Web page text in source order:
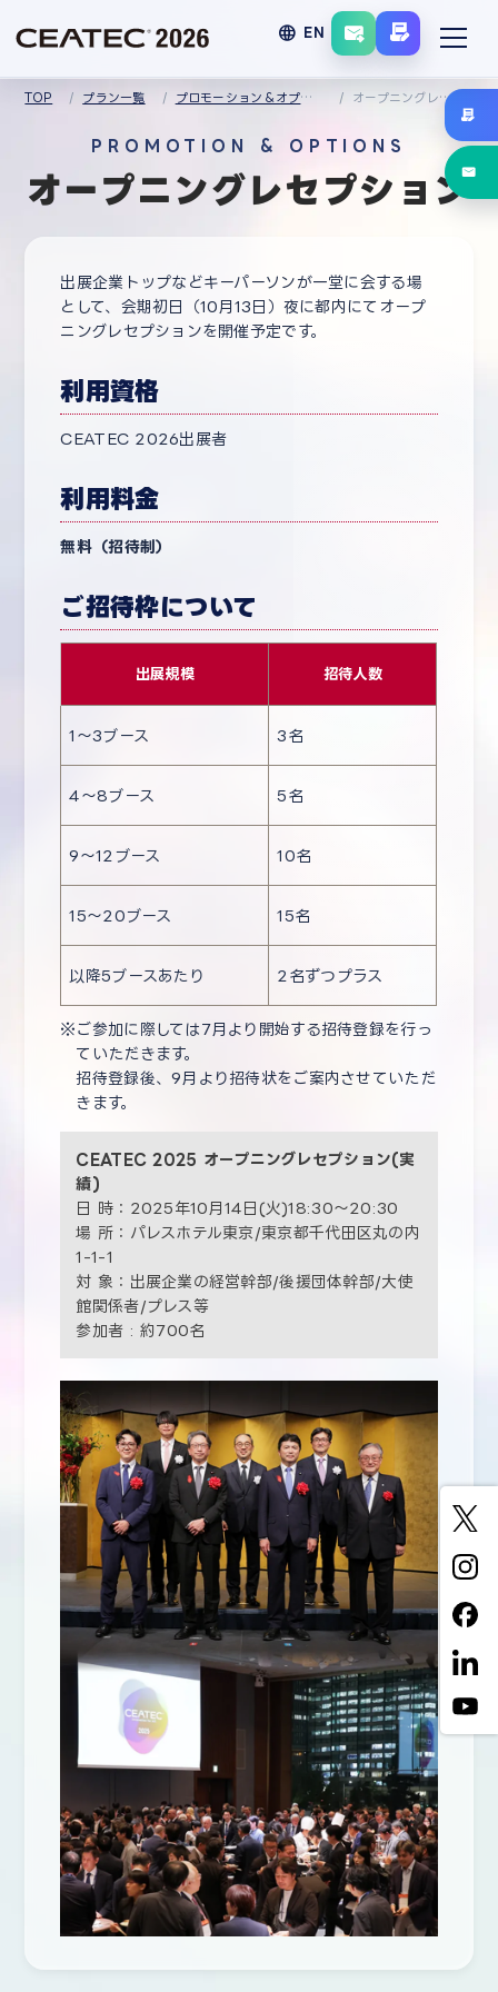
language EN
TOP プラン一覧 プロモーション＆オプションメニュー オープニングレセプション
PROMOTION & OPTIONS
オープニングレセプション
出展企業トップなどキーパーソンが一堂に会する場
として、会期初日（10月13日）夜に都内にてオープ
ニングレセプションを開催予定です。
利用資格
CEATEC 2026出展者
利用料金
無料（招待制）
ご招待枠について
出展規模 招待人数
1〜3ブース 3名
4〜8ブース 5名
9〜12ブース 10名
15〜20ブース 15名
以降5ブースあたり 2名ずつプラス
ご参加に際しては7月より開始する招待登録を行っ
ていただきます。
招待登録後、9月より招待状をご案内させていただ
きます。
CEATEC 2025 オープニングレセプション(実
績)
日 時：2025年10月14日(火)18:30～20:30
場 所：パレスホテル東京/東京都千代田区丸の内
1-1-1
対 象：出展企業の経営幹部/後援団体幹部/大使
館関係者/プレス等
参加者 : 約700名